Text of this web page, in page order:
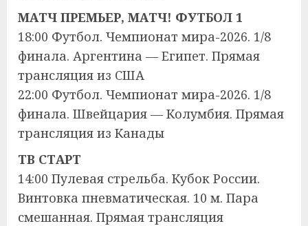
МАТЧ ПРЕМЬЕР, МАТЧ! ФУТБОЛ 1
18:00 Футбол. Чемпионат мира-2026. 1/8
финала. Аргентина — Египет. Прямая
трансляция из США
22:00 Футбол. Чемпионат мира-2026. 1/8
финала. Швейцария — Колумбия. Прямая
трансляция из Канады
ТВ СТАРТ
14:00 Пулевая стрельба. Кубок России.
Винтовка пневматическая. 10 м. Пара
смешанная. Прямая трансляция